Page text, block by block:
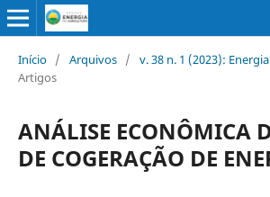
Início / Arquivos / v. 38 n. 1 (2023):
Artigos
ANÁLISE ECONÔMICA
DE COGERAÇÃO DE